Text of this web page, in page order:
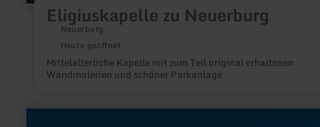
Eligiuskapelle zu Neuerburg
Neuerburg
Heute geöffnet
Mittelalterliche Kapelle mit zum Teil original erhaltenen
Wandmalerien und schöner Parkanlage